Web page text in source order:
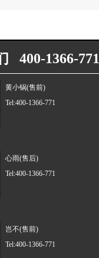
400-1366-771
黄小锅(售前)
Tel:400-1366-771
心雨(售后)
Tel:400-1366-771
岂不(售前)
Tel:400-1366-771